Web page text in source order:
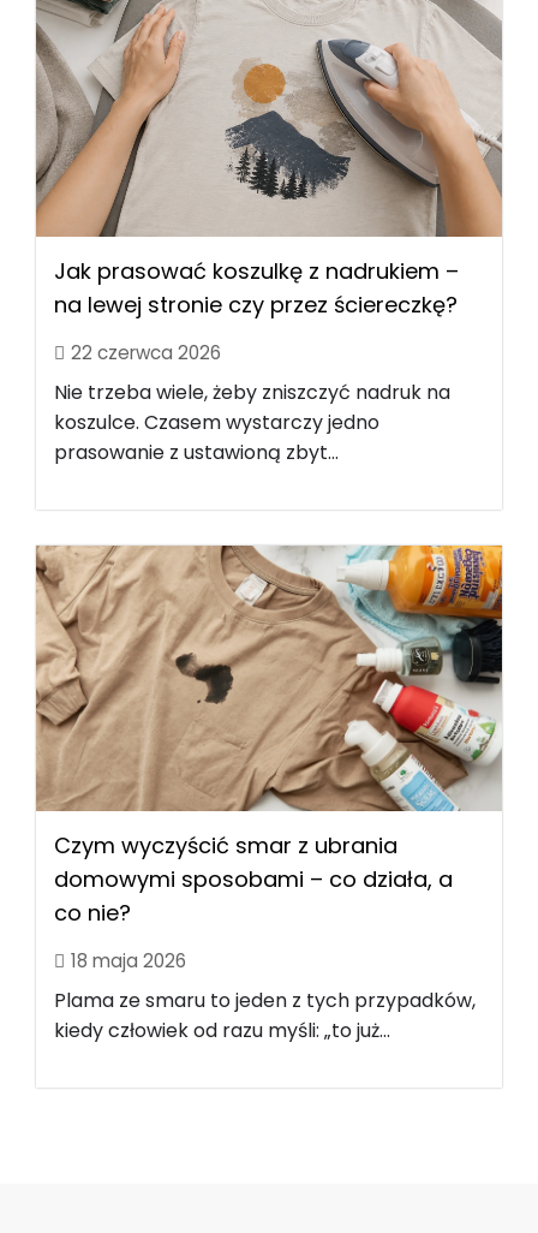
Jak prasować koszulkę z nadrukiem –
na lewej stronie czy przez ściereczkę?
22 czerwca 2026
Nie trzeba wiele, żeby zniszczyć nadruk na
koszulce. Czasem wystarczy jedno
prasowanie z ustawioną zbyt...
Czym wyczyścić smar z ubrania
domowymi sposobami – co działa, a
co nie?
18 maja 2026
Plama ze smaru to jeden z tych przypadków,
kiedy człowiek od razu myśli: „to już...